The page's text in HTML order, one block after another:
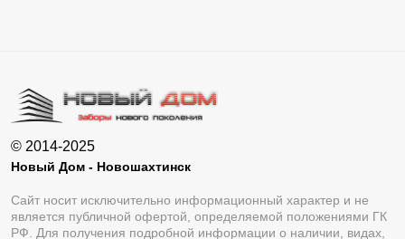
© 2014-2025
Новый Дом - Новошахтинск
Сайт носит исключительно информационный характер и не
является публичной офертой, определяемой положениями ГК
РФ. Для получения подробной информации о наличии, видах,